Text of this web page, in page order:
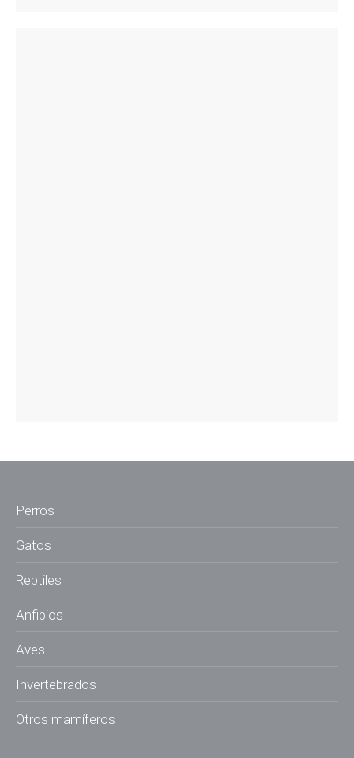
Perros
Gatos
Reptiles
Anfibios
Aves
Invertebrados
Otros mamíferos